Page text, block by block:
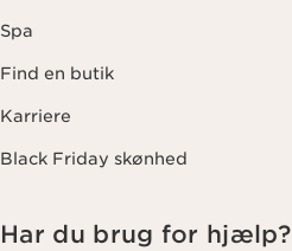
Spa
Find en butik
Karriere
Black Friday skønhed
Har du brug for hjælp?